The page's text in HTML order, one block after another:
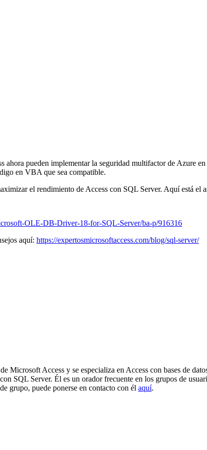
pueden implementar la seguridad multifactor de Azure
en VBA que sea compatible.
el rendimiento de Access con SQL Server. Aquí está el
OLE-DB-Driver-18-for-SQL-Server/ba-p/916316
aquí: https://expertosmicrosoftaccess.com/blog/sql-server/
Access y se especializa en Access con bases de
SQL Server. Él es un orador frecuente en los grupos de
grupo, puede ponerse en contacto con él aquí.